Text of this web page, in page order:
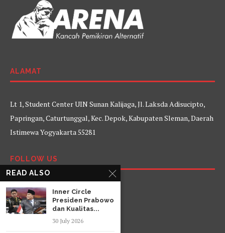
ALAMAT
Lt 1, Student Center UIN Sunan Kalijaga, Jl. Laksda Adisucipto,
Papringan, Caturtunggal, Kec. Depok, Kabupaten Sleman, Daerah
Istimewa Yogyakarta 55281
FOLLOW US
Facebook
TwitterInstagramYouTube
READ ALSO
Inner Circle
Presiden Prabowo
dan Kualitas...
30 July 2026